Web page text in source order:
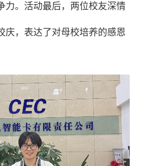
力。活动最后，两位校友深情
庆，表达了对母校培养的感恩